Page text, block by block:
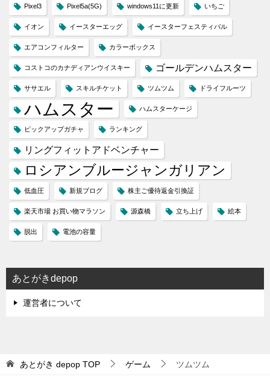
Pixel3 Pixel5a(5G) windows11に更新 いちご
イオン イースターエッグ イースターフェスティバル
エアコンフィルター カラーボックス
コストコのカナディアンウイスキー ゴールデンハムスター
ササエル スキルチケット ツムツム ドライフルーツ
ハムスター ハムスターケージ
ピックアップガチャ ランキング
リングフィットアドベンチャー
ロシアンブルージャンガリアン
低血圧 新規ブログ 株主ご優待返金引換証
楽天市場 お買い物マラソン 源森橋 立ち上げ 絵本
脱出 電池の容量
あとがきdepop
運営者について
あとがき depop TOP ゲーム ツムツム